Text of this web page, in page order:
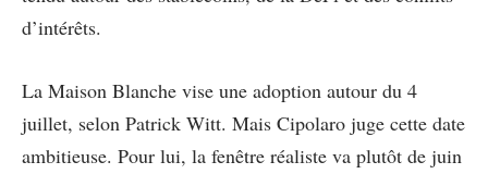
d’intérêts.
La Maison Blanche vise une adoption autour du 4
juillet, selon Patrick Witt. Mais Cipolaro juge cette date
ambitieuse. Pour lui, la fenêtre réaliste va plutôt de juin